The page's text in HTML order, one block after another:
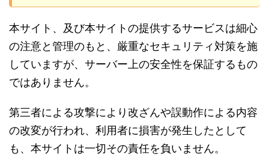
本サイト、及び本サイトの提供するサービスは細心
の注意と管理のもと、厳重なセキュリティ対策を施
していますが、サーバー上の安全性を保証するもの
ではありません。
第三者による攻撃により改ざんや誤動作による内容
の改変が行われ、利用者に損害が発生したとして
も、本サイトは一切その責任を負いません。